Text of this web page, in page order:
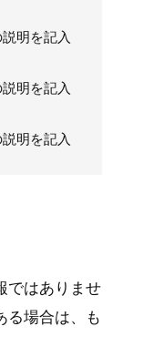
記入
記入
記入
ではありませ
る場合は、も